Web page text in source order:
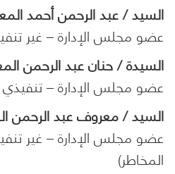
السيد / عبد الرحمن أحمد
عضو مجلس الإدارة – غير
السيدة / حنان عبد الرحمن
عضو مجلس الإدارة – تنفيذي
السيد / معروف عبد الرحمن
عضو مجلس الإدارة – غير
المخاطر)